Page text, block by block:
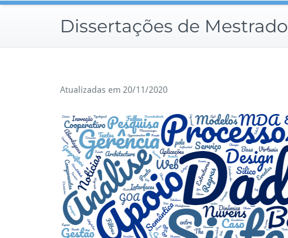
Dissertações de Mestrado
Atualizadas em 20/11/2020